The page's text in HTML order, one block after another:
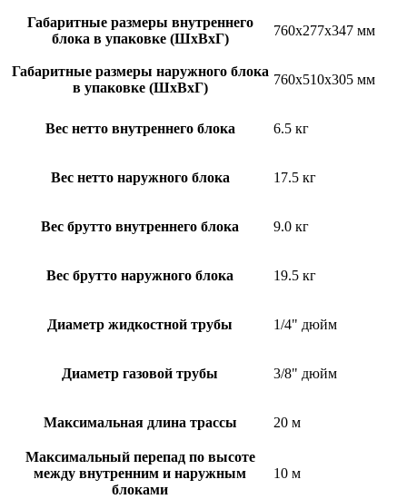
Габаритные размеры внутреннего
блока в упаковке (ШxВxГ)
760x277x347 мм
Габаритные размеры наружного блока
в упаковке (ШxВxГ)
760x510x305 мм
Вес нетто внутреннего блока 6.5 кг
Вес нетто наружного блока 17.5 кг
Вес брутто внутреннего блока 9.0 кг
Вес брутто наружного блока 19.5 кг
Диаметр жидкостной трубы 1/4" дюйм
Диаметр газовой трубы 3/8" дюйм
Максимальная длина трассы 20 м
Максимальный перепад по высоте
между внутренним и наружным
блоками
10 м